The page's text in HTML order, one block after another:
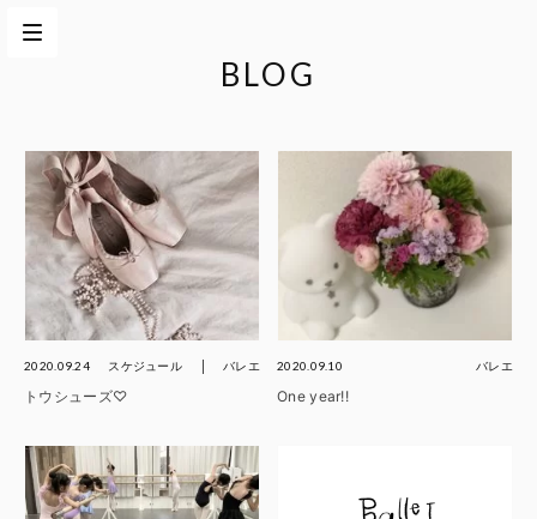
BLOG
2020.09.24 スケジュール バレエ
トウシューズ♡
2020.09.10 バレエ
One year!!